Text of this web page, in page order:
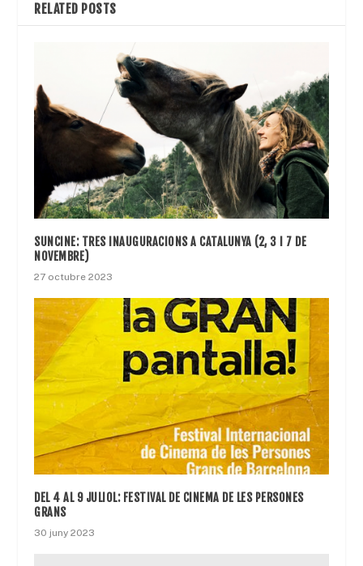
RELATED POSTS
SUNCINE: TRES INAUGURACIONS A CATALUNYA (2, 3 I 7 DE
NOVEMBRE)
27 octubre 2023
DEL 4 AL 9 JULIOL: FESTIVAL DE CINEMA DE LES PERSONES
GRANS
30 juny 2023